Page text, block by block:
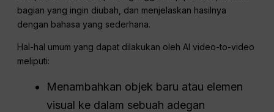
bagian yang ingin diubah, dan menjelaskan hasilnya
dengan bahasa yang sederhana.
Hal-hal umum yang dapat dilakukan oleh AI video-to-video
meliputi:
Menambahkan objek baru atau elemen
visual ke dalam sebuah adegan